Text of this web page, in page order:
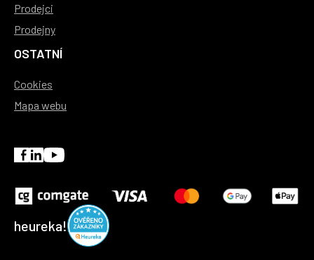
Prodejci
Prodejny
OSTATNÍ
Cookies
Mapa webu
heureka!